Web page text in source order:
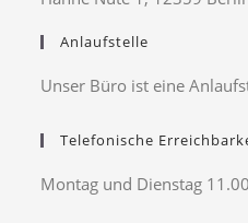
Anlaufstelle
Unser Büro ist eine
Telefonische
Montag und Dienstag